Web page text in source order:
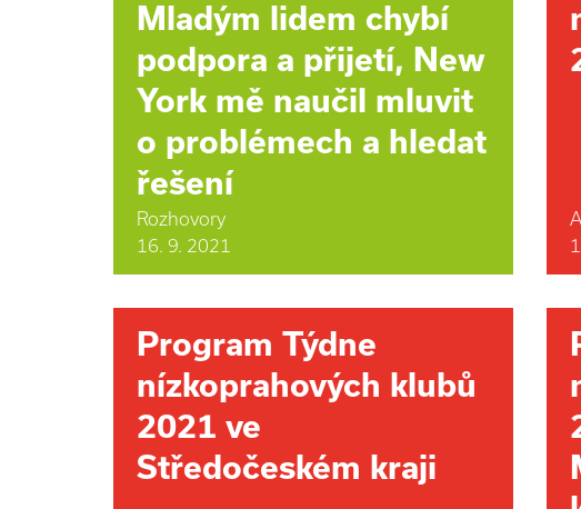
Mladým lidem chybí
podpora a přijetí, New
York mě naučil mluvit
o problémech a hledat
řešení
Rozhovory
16. 9. 2021
Program Týdne
nízkoprahových klubů
2021 ve
Středočeském kraji